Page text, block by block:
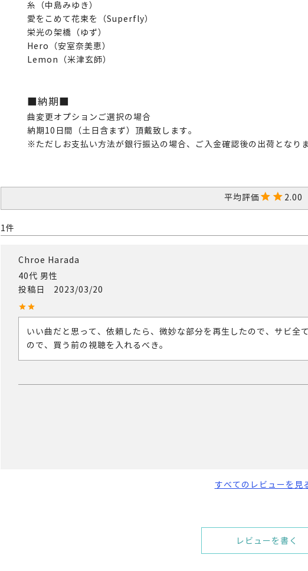
糸（中島みゆき）
愛をこめて花束を（Superfly）
栄光の架橋（ゆず）
Hero（安室奈美恵）
Lemon（米津玄師）
■納期■
曲変更オプションご選択の場合
納期10日間（土日含まず）頂戴致します。
※ただしお支払い方法が銀行振込の場合、ご入金確認後の出荷となりま
2.00
1
Chroe Harada
40代 男性
投稿日
2023/03/20
いい曲だと思って、依頼したら、微妙な部分を再生したので、サビ全
ので、買う前の視聴を入れるべき。
すべてのレビューを見
レビューを書く